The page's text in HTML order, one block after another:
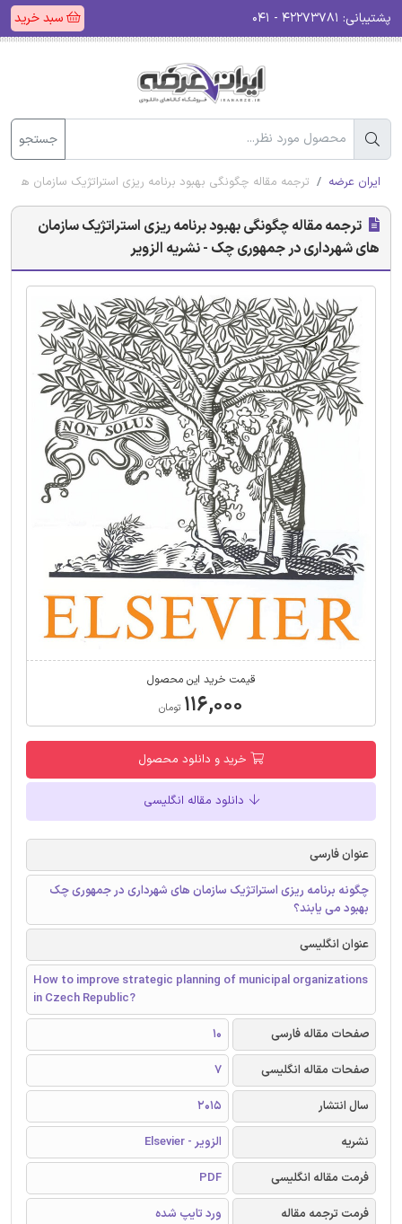
پشتیبانی: سبد خرید
جستجو
ایران عرضه ترجمه مقاله چگونگی بهبود برنامه ریزی استراتژیک سازمان
ترجمه مقاله چگونگی بهبود برنامه ریزی استراتژیک سازمان
های شهرداری در جمهوری چک - نشریه الزویر
قیمت خرید این محصول
۱۱۶,۰۰۰ تومان
خرید و دانلود محصول
دانلود مقاله انگلیسی
عنوان فارسی
چگونه برنامه ریزی استراتژیک سازمان های شهرداری در جمهوری چک
بهبود می یابند؟
عنوان انگلیسی
How to improve strategic planning of municipal organizations
in Czech Republic?
صفحات مقاله فارسی
10
صفحات مقاله انگلیسی
7
سال انتشار
2015
نشریه
الزویر - Elsevier
فرمت مقاله انگلیسی
PDF
فرمت ترجمه مقاله
ورد تایپ شده